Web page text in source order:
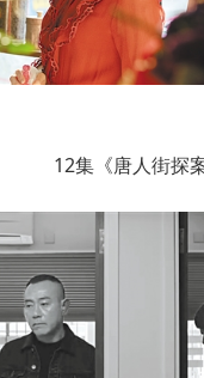
12集《唐人街探案